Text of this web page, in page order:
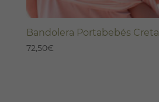
Bandolera Portabebés Creta
72,50€